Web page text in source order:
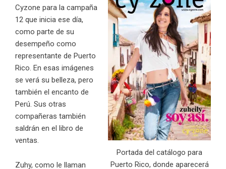
Portada del catálogo para
Puerto Rico, donde aparecerá
Cyzone para la campaña
12 que inicia ese día,
como parte de su
desempeño como
representante de Puerto
Rico. En esas imágenes
se verá su belleza, pero
también el encanto de
Perú. Sus otras
compañeras también
saldrán en el libro de
ventas.
Zuhy, como le llaman